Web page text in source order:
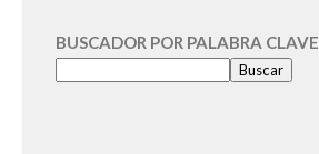
BUSCADOR POR PALABRA CLAVE
Buscar